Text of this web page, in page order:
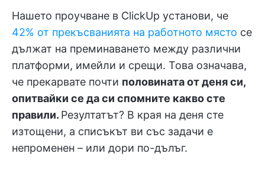
Нашето проучване в ClickUp установи, че
42% от прекъсванията на работното място се
дължат на преминаването между различни
платформи, имейли и срещи. Това означава,
че прекарвате почти половината от деня си,
опитвайки се да си спомните какво сте
правили. Резултатът? В края на деня сте
изтощени, а списъкът ви със задачи е
непроменен – или дори по-дълъг.